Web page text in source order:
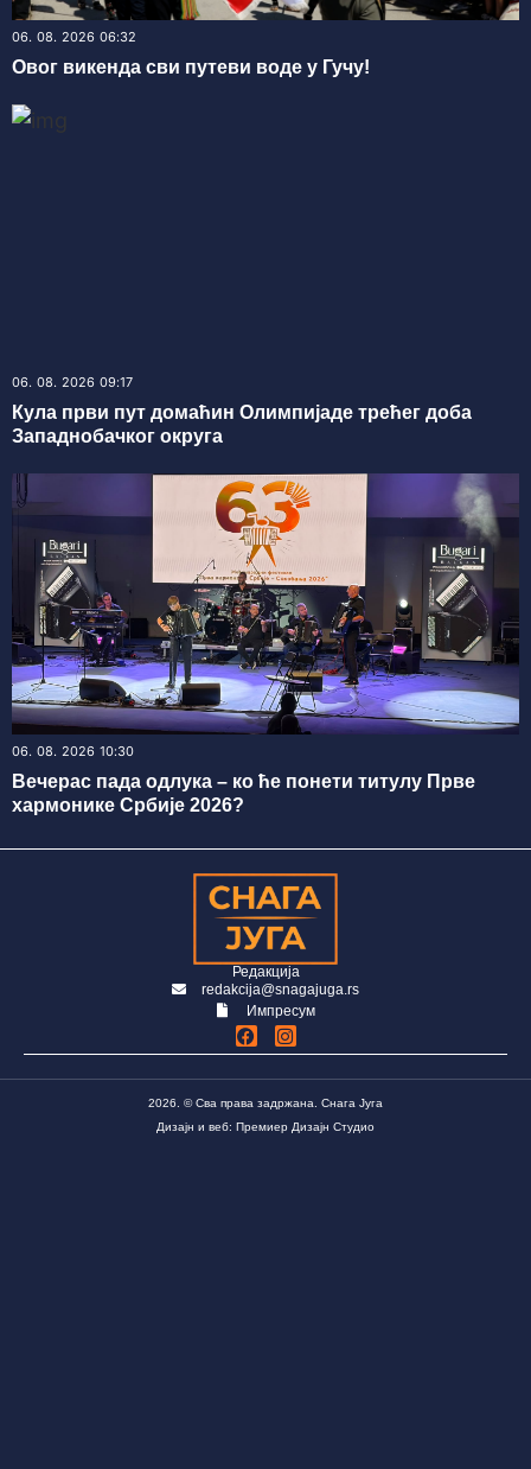
06. 08. 2026 06:32
Овог викенда сви путеви воде у Гучу!
06. 08. 2026 09:17
Кула први пут домаћин Олимпијаде трећег доба
Западнобачког округа
06. 08. 2026 10:30
Вечерас пада одлука – ко ће понети титулу Прве
хармонике Србије 2026?
Редакција
redakcija@snagajuga.rs
Импресум
2026. © Сва права задржана. Снага Југа
Дизајн и веб: Премиер Дизајн Студио